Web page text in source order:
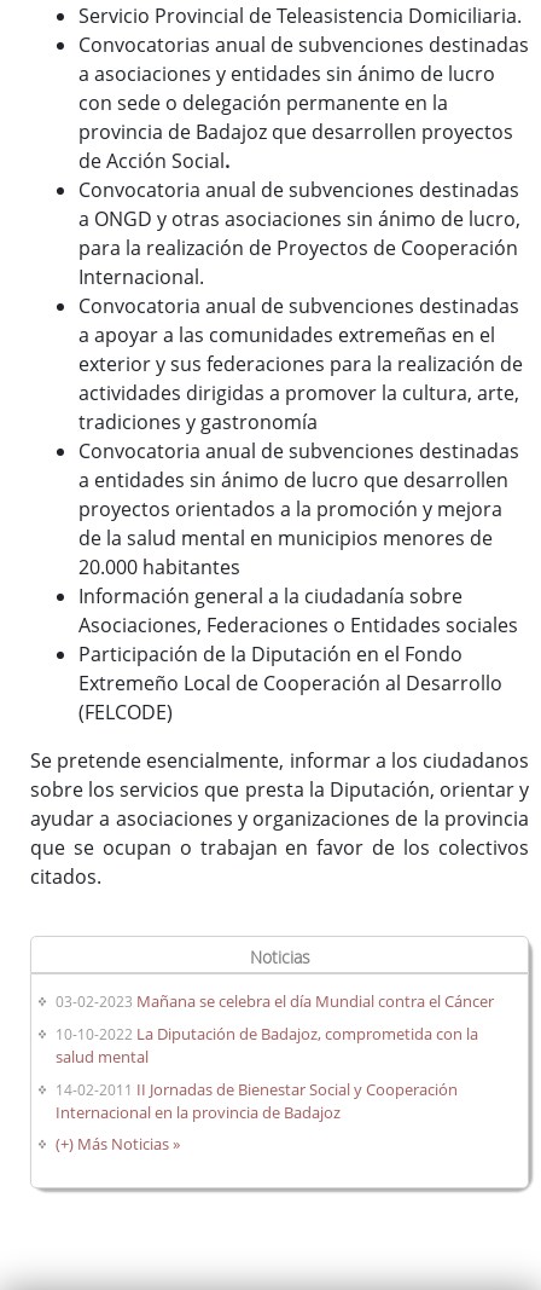
Servicio Provincial de Teleasistencia Domiciliaria.
Convocatorias anual de subvenciones destinadas
a asociaciones y entidades sin ánimo de lucro
con sede o delegación permanente en la
provincia de Badajoz que desarrollen proyectos
de Acción Social.
Convocatoria anual de subvenciones destinadas
a ONGD y otras asociaciones sin ánimo de lucro,
para la realización de Proyectos de Cooperación
Internacional.
Convocatoria anual de subvenciones destinadas
a apoyar a las comunidades extremeñas en el
exterior y sus federaciones para la realización de
actividades dirigidas a promover la cultura, arte,
tradiciones y gastronomía
Convocatoria anual de subvenciones destinadas
a entidades sin ánimo de lucro que desarrollen
proyectos orientados a la promoción y mejora
de la salud mental en municipios menores de
20.000 habitantes
Información general a la ciudadanía sobre
Asociaciones, Federaciones o Entidades sociales
Participación de la Diputación en el Fondo
Extremeño Local de Cooperación al Desarrollo
(FELCODE)
Se pretende esencialmente, informar a los ciudadanos
sobre los servicios que presta la Diputación, orientar y
ayudar a asociaciones y organizaciones de la provincia
que se ocupan o trabajan en favor de los colectivos
citados.
Noticias
03-02-2023 Mañana se celebra el día Mundial contra el Cáncer
10-10-2022 La Diputación de Badajoz, comprometida con la
salud mental
14-02-2011 II Jornadas de Bienestar Social y Cooperación
Internacional en la provincia de Badajoz
(+) Más Noticias »